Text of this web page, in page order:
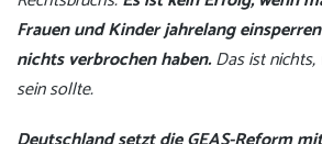
Frauen und Kinder jahrelang
nichts verbrochen haben.Das ist
sein sollte.